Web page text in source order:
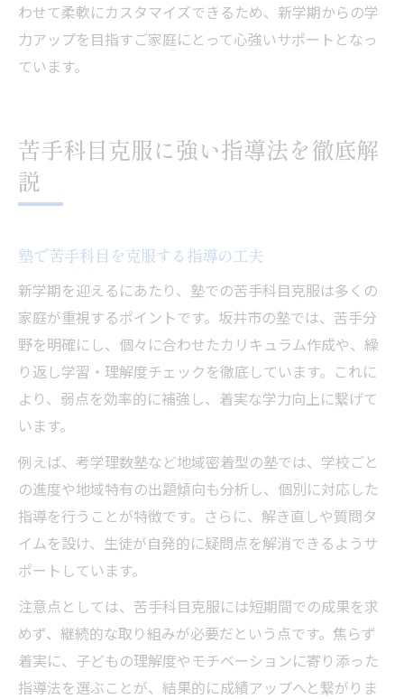
わせて柔軟にカスタマイズできるため、新学期からの学
力アップを目指すご家庭にとって心強いサポートとなっ
ています。
苦手科目克服に強い指導法を徹底解
説
塾で苦手科目を克服する指導の工夫
新学期を迎えるにあたり、塾での苦手科目克服は多くの
家庭が重視するポイントです。坂井市の塾では、苦手分
野を明確にし、個々に合わせたカリキュラム作成や、繰
り返し学習・理解度チェックを徹底しています。これに
より、弱点を効率的に補強し、着実な学力向上に繋げて
います。
例えば、考学理数塾など地域密着型の塾では、学校ごと
の進度や地域特有の出題傾向も分析し、個別に対応した
指導を行うことが特徴です。さらに、解き直しや質問タ
イムを設け、生徒が自発的に疑問点を解消できるようサ
ポートしています。
注意点としては、苦手科目克服には短期間での成果を求
めず、継続的な取り組みが必要だという点です。焦らず
着実に、子どもの理解度やモチベーションに寄り添った
指導法を選ぶことが、結果的に成績アップへと繋がりま